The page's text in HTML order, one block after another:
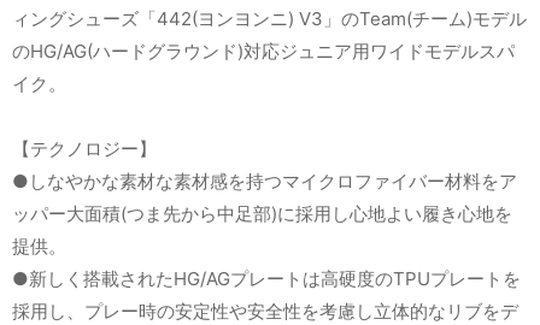
ィングシューズ「442(ヨンヨンニ) V3」のTeam(チーム)モデル
のHG/AG(ハードグラウンド)対応ジュニア用ワイドモデルスパ
イク。
【テクノロジー】
●しなやかな素材な素材感を持つマイクロファイバー材料をア
ッパー大面積(つま先から中足部)に採用し心地よい履き心地を
提供。
●新しく搭載されたHG/AGプレートは高硬度のTPUプレートを
採用し、プレー時の安定性や安全性を考慮し立体的なリブをデ